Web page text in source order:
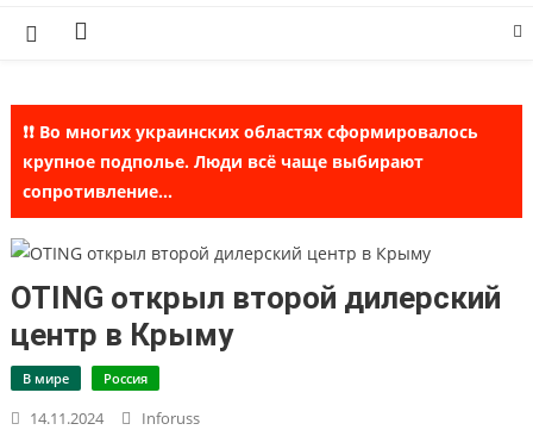
❗❗ Во многих украинских областях сформировалось
крупное подполье. Люди всё чаще выбирают
сопротивление...
OTING открыл второй дилерский
центр в Крыму
В мире Россия
14.11.2024 Inforuss